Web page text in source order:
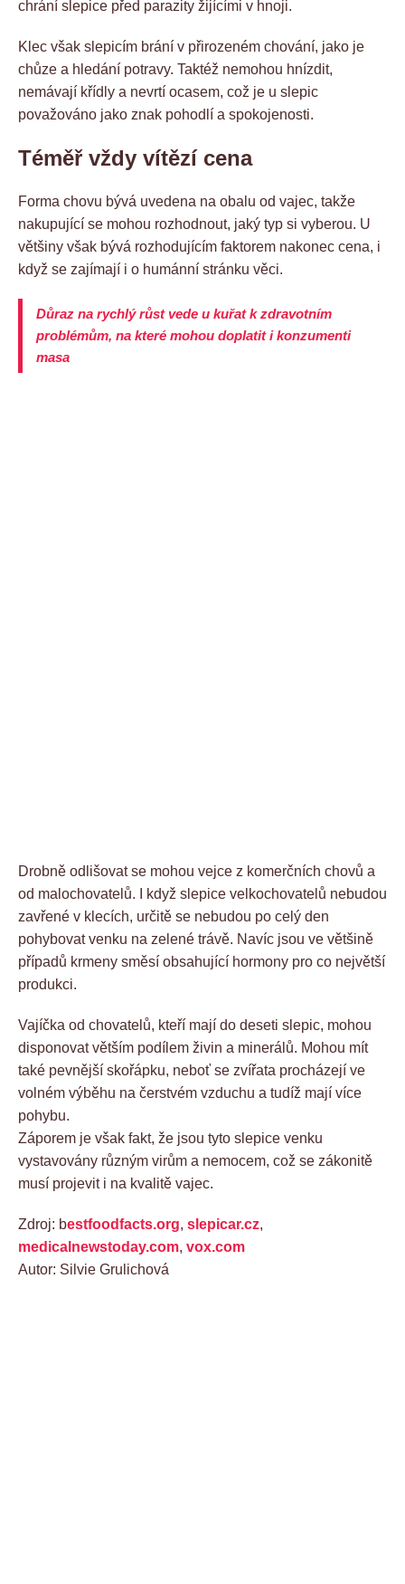
chrání slepice před parazity žijícími v hnoji.
Klec však slepicím brání v přirozeném chování, jako je
chůze a hledání potravy. Taktéž nemohou hnízdit,
nemávají křídly a nevrtí ocasem, což je u slepic
považováno jako znak pohodlí a spokojenosti.
Téměř vždy vítězí cena
Forma chovu bývá uvedena na obalu od vajec, takže
nakupující se mohou rozhodnout, jaký typ si vyberou. U
většiny však bývá rozhodujícím faktorem nakonec cena, i
když se zajímají i o humánní stránku věci.
Důraz na rychlý růst vede u kuřat k zdravotním
problémům, na které mohou doplatit i konzumenti
masa
Drobně odlišovat se mohou vejce z komerčních chovů a
od malochovatelů. I když slepice velkochovatelů nebudou
zavřené v klecích, určitě se nebudou po celý den
pohybovat venku na zelené trávě. Navíc jsou ve většině
případů krmeny směsí obsahující hormony pro co největší
produkci.
Vajíčka od chovatelů, kteří mají do deseti slepic, mohou
disponovat větším podílem živin a minerálů. Mohou mít
také pevnější skořápku, neboť se zvířata procházejí ve
volném výběhu na čerstvém vzduchu a tudíž mají více
pohybu.
Záporem je však fakt, že jsou tyto slepice venku
vystavovány různým virům a nemocem, což se zákonitě
musí projevit i na kvalitě vajec.
Zdroj: bestfoodfacts.org, slepicar.cz,
medicalnewstoday.com, vox.com
Autor: Silvie Grulichová